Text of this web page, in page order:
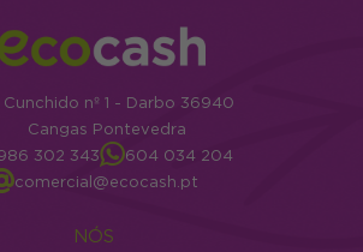
nº 1 - Darbo 36940
Cangas Pontevedra
302 343
604 034 204
comercial@ecocash.pt
NÓS